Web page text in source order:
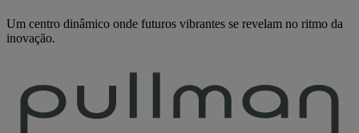
Um centro dinâmico onde futuros vibrantes se revelam no ritmo da
inovação.